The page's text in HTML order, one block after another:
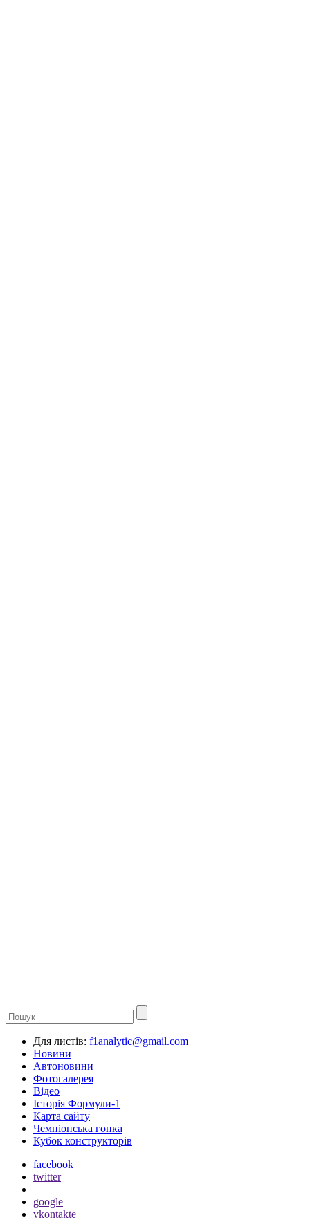
Для листів: f1analytic@gmail.com
Новини
Автоновини
Фотогалерея
Відео
Історія Формули-1
Карта сайту
Чемпіонська гонка
Кубок конструкторів
facebook
twitter
google
vkontakte